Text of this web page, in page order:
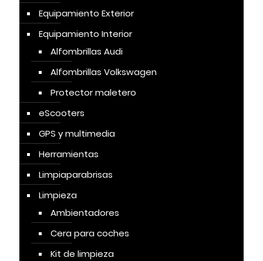
Equipamiento Exterior
Equipamiento Interior
Alfombrillas Audi
Alfombrillas Volkswagen
Protector maletero
eScooters
GPS y multimedia
Herramientas
Limpiaparabrisas
Limpieza
Ambientadores
Cera para coches
Kit de limpieza